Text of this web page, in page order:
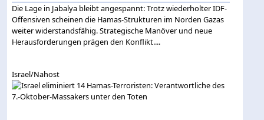
Die Lage in Jabalya bleibt angespannt: Trotz wiederholter IDF-
Offensiven scheinen die Hamas-Strukturen im Norden Gazas
weiter widerstandsfähig. Strategische Manöver und neue
Herausforderungen prägen den Konflikt....
Israel/Nahost